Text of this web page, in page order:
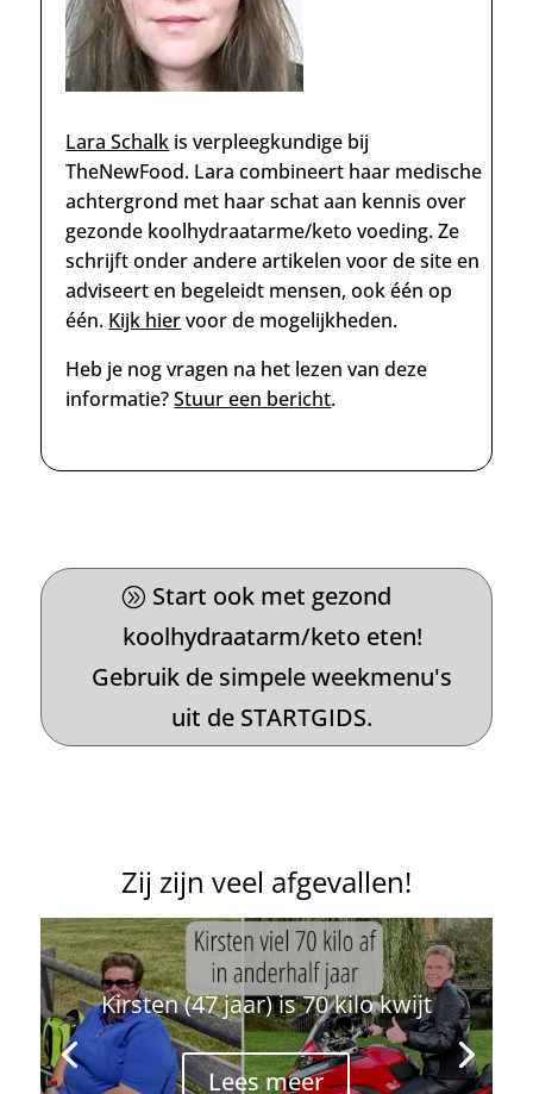
Lara Schalk is verpleegkundige bij
TheNewFood. Lara combineert haar medische
achtergrond met haar schat aan kennis over
gezonde koolhydraatarme/keto voeding. Ze
schrijft onder andere artikelen voor de site en
adviseert en begeleidt mensen, ook één op
één. Kijk hiervoor de mogelijkheden.
Heb je nog vragen na het lezen van deze
informatie?Stuur een bericht.
Start ook met gezond
koolhydraatarm/keto eten!
Gebruik de simpele weekmenu's
uit de STARTGIDS.
Zij zijn veel afgevallen!
Kirsten (47 jaar) is 70 kilo kwijt
Lees meer